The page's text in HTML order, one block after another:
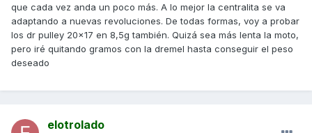
Y además tendría paciencia y le haría kms a los que ya
tienes instalados, que a mí los TechPulley que he pasado
de 9g a 8,5g me han tardado un cojón en soltarse, dales
tiempo a los tuyos.
que cada vez anda un poco más. A lo mejor la centralita se va
adaptando a nuevas revoluciones. De todas formas, voy a probar
los dr pulley 20x17 en 8,5g también. Quizá sea más lenta la moto,
pero iré quitando gramos con la dremel hasta conseguir el peso
deseado
elotrolado